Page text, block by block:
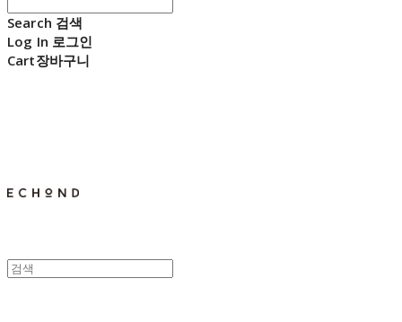
Search 검색
Log In 로그인
Cart장바구니